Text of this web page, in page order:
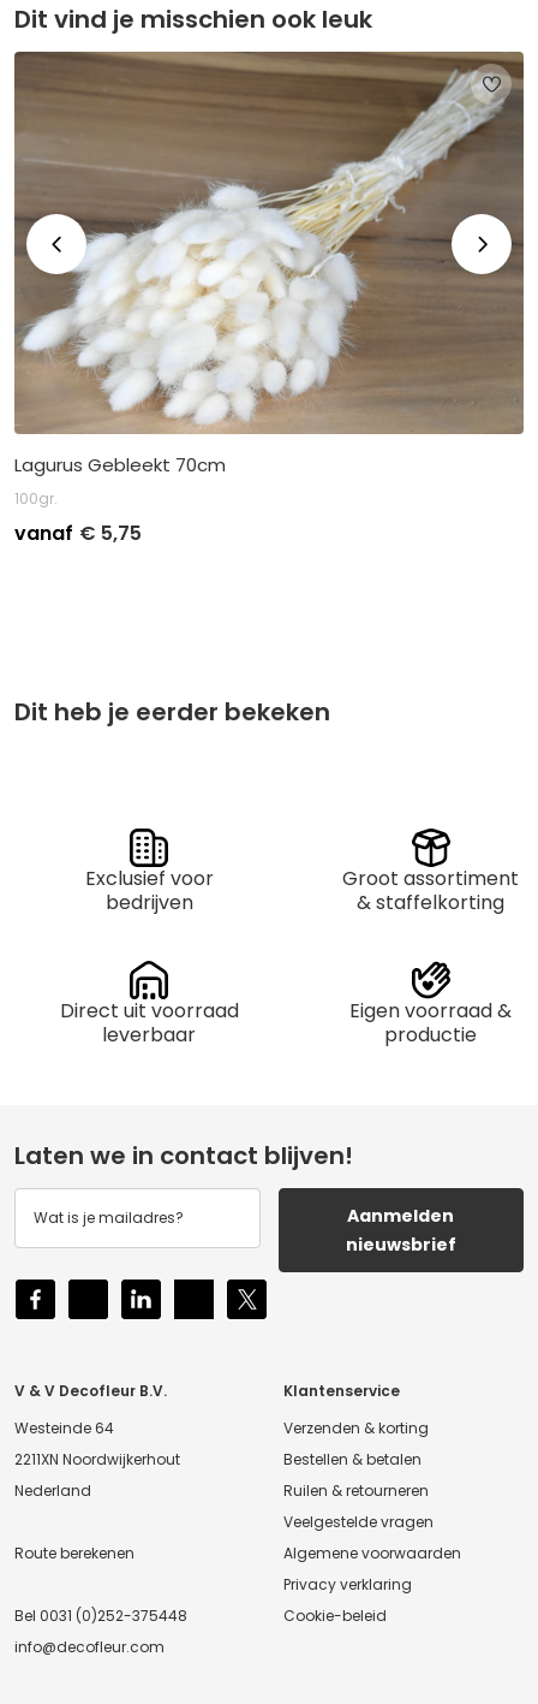
Dit vind je misschien ook leuk
Lagurus Gebleekt 70cm
100gr.
vanaf € 5,75
Dit heb je eerder bekeken
Exclusief voor
bedrijven
Groot assortiment
& staffelkorting
Direct uit voorraad
leverbaar
Eigen voorraad &
productie
Laten we in contact blijven!
Aanmelden
nieuwsbrief
V & V Decofleur B.V.
Westeinde 64
2211XN Noordwijkerhout
Nederland
Route berekenen
Bel 0031 (0)252-375448
info@decofleur.com
Klantenservice
Verzenden & korting
Bestellen & betalen
Ruilen & retourneren
Veelgestelde vragen
Algemene voorwaarden
Privacy verklaring
Cookie-beleid